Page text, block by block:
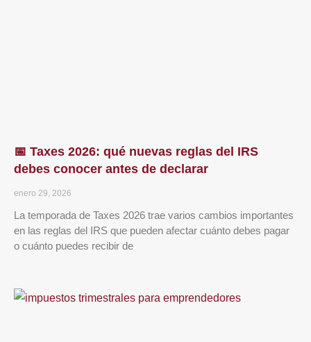
📅 Taxes 2026: qué nuevas reglas del IRS
debes conocer antes de declarar
enero 29, 2026
La temporada de Taxes 2026 trae varios cambios importantes
en las reglas del IRS que pueden afectar cuánto debes pagar
o cuánto puedes recibir de